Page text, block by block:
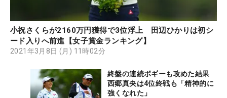
小祝さくらが2160万円獲得で3位浮上 田辺ひかりは初シ
ード入りへ前進【女子賞金ランキング】
2021年3月8日 (月) 11時02分
終盤の連続ボギーも攻めた結果
西郷真央は4位終戦も「精神的に
強くなれた」